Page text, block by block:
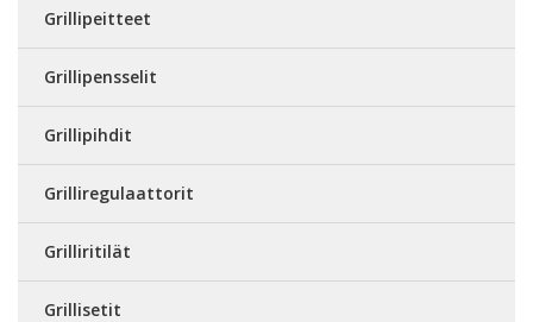
Grillipeitteet
Grillipensselit
Grillipihdit
Grilliregulaattorit
Grilliritilät
Grillisetit